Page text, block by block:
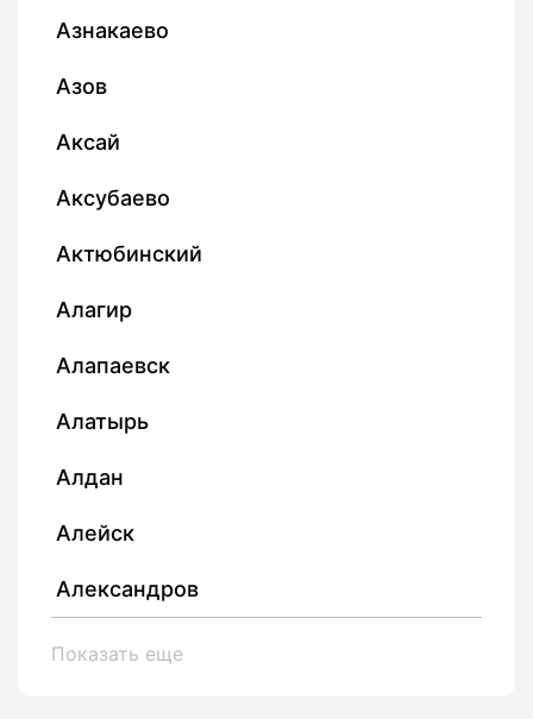
Азнакаево
Азов
Аксай
Аксубаево
Актюбинский
Алагир
Алапаевск
Алатырь
Алдан
Алейск
Александров
Показать еще